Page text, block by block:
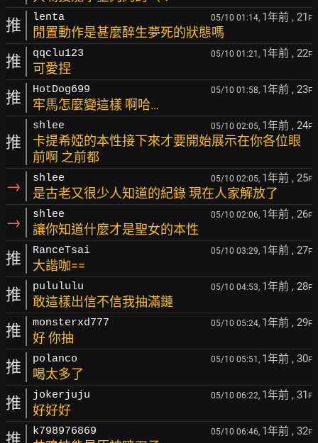
推 lenta 05/10 01:14, 1年前 , 21 F
閒置動作是甚麼醉生夢死的狀態嗎
推 qqclu123 05/10 01:21, 1年前 , 22F
可愛捏
推 HotDog699 05/10 01:58, 1年前 , 23F
牢馬怎麼變這樣 啊哈…
推
shlee 05/10 02:05, 1年前 , 24F
卡提希婭的本性接下來才要開始展示在你各位眼
前啊 之前都
→ shlee 05/10 02:05, 1年前 , 25F
是古老又很少人知道的紀錄 現在人家解放了
→ shlee 05/10 02:06, 1年前 , 26F
讓你知道什麼才是聖女的本性
推 RanceTsai 05/10 03:29, 1年前 , 27F
大諧咖==
推 pulululu 05/10 04:53, 1年前 , 28F
敢這樣出信不信我抽滿鏈
推 monsterxd777 05/10 05:24, 1年前 , 29F
好 你抽
推 polanco 05/10 05:51, 1年前 , 30F
喝太多了
推 jokerjuju 05/10 06:22, 1年前 , 31 F
好好好
推 k798976869 05/10 06:46, 1年前 , 32F